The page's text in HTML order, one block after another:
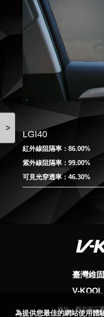
>
LGI40
紅外線阻隔率：86.00%
紫外線阻隔率：99.00%
可見光穿透率：46.30%
臺灣維
V-
地址：新北市三
為提供您最佳的網站使用體